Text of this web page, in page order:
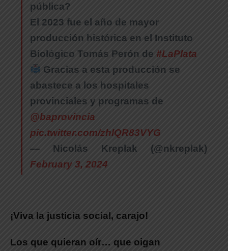
pública?
El 2023 fue el año de mayor
producción histórica en el Instituto
Biológico Tomás Perón de #LaPlata
Gracias a esta producción se
abastece a los hospitales
provinciales y programas de
@baprovincia
pic.twitter.com/zhIQR83VYG
— Nicolás Kreplak (@nkreplak)
February 3, 2024
¡Viva la justicia social, carajo!
Los que quieran oír… que oigan